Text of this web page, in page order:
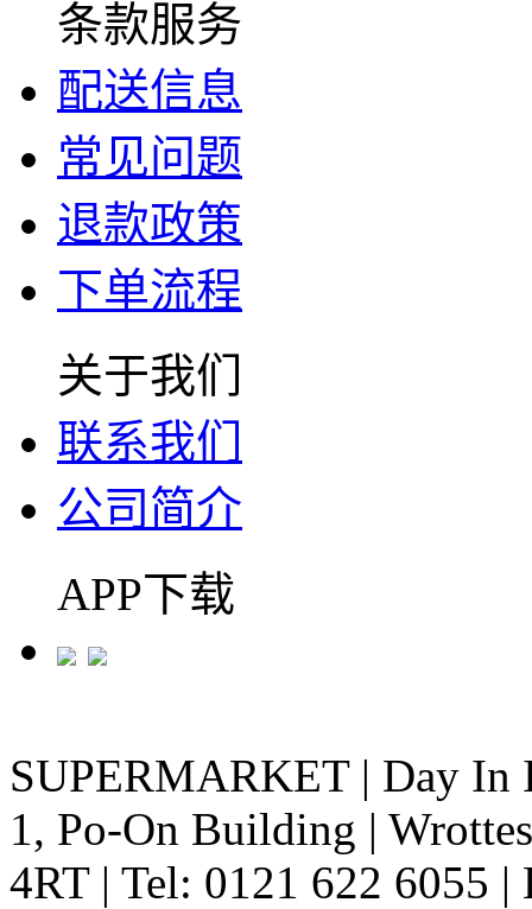
条款服务
配送信息
常见问题
退款政策
下单流程
关于我们
联系我们
公司简介
APP下载
SUPERMARKET | Day In
1, Po-On Building |
4RT | Tel: 0121 622 6055 |